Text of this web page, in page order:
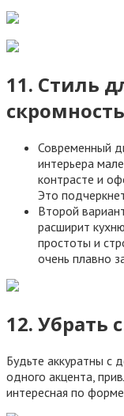
11. Стиль
Современный
интерьера
контрасте и
Это
Второй
расширит
простоты и
очень плавно
12. Убрать
Будьте аккуратны с
одного акцента,
интересная по